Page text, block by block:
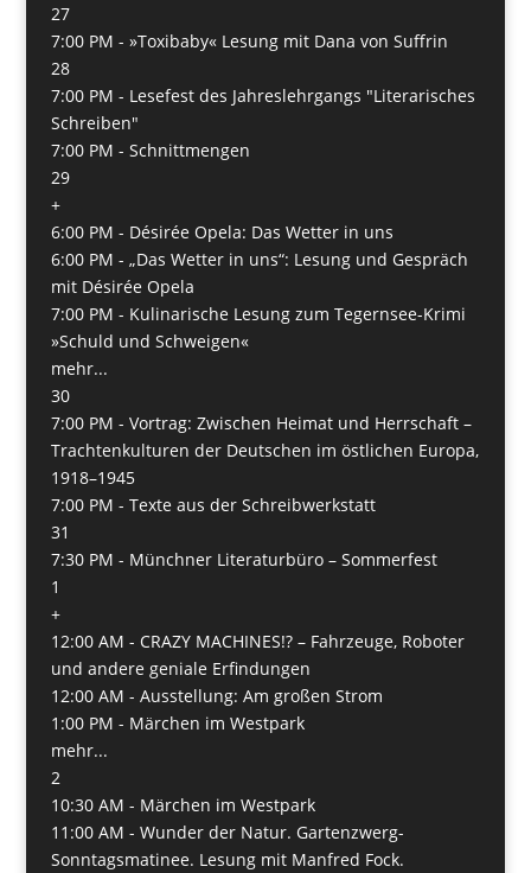
27
7:00 PM - »Toxibaby« Lesung mit Dana von Suffrin
28
7:00 PM - Lesefest des Jahreslehrgangs "Literarisches
Schreiben"
7:00 PM - Schnittmengen
29
+
6:00 PM - Désirée Opela: Das Wetter in uns
6:00 PM - „Das Wetter in uns“: Lesung und Gespräch
mit Désirée Opela
7:00 PM - Kulinarische Lesung zum Tegernsee-Krimi
»Schuld und Schweigen«
mehr...
30
7:00 PM - Vortrag: Zwischen Heimat und Herrschaft –
Trachtenkulturen der Deutschen im östlichen Europa,
1918–1945
7:00 PM - Texte aus der Schreibwerkstatt
31
7:30 PM - Münchner Literaturbüro – Sommerfest
1
+
12:00 AM - CRAZY MACHINES!? – Fahrzeuge, Roboter
und andere geniale Erfindungen
12:00 AM - Ausstellung: Am großen Strom
1:00 PM - Märchen im Westpark
mehr...
2
10:30 AM - Märchen im Westpark
11:00 AM - Wunder der Natur. Gartenzwerg-
Sonntagsmatinee. Lesung mit Manfred Fock.